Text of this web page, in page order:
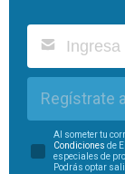
Regístrate
Al someter tu
Condiciones de
especiales de
Podrás optar